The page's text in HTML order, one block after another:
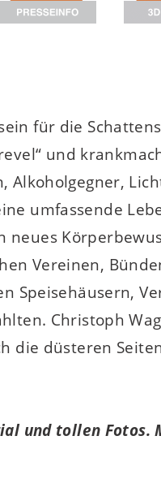
für die
und
umfassende
Vereinen,
Speisehäusern,
Christoph
die düsteren
und tollen Fotos.